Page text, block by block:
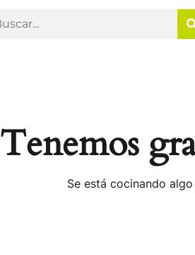
Tenemos
Se está cocinando